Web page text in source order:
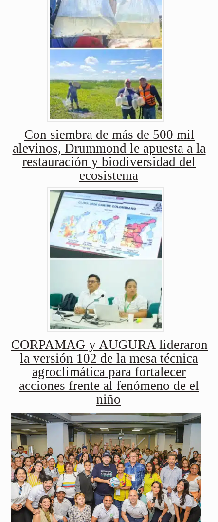
Con siembra de más de 500 mil
alevinos, Drummond le apuesta a la
restauración y biodiversidad del
ecosistema
CORPAMAG y AUGURA lideraron
la versión 102 de la mesa técnica
agroclimática para fortalecer
acciones frente al fenómeno de el
niño